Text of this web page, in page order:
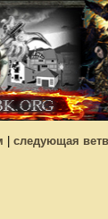
следующая